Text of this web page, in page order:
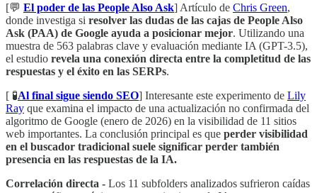
[💬 El poder de las People Also Ask] Artículo de Chris Green,
donde investiga si resolver las dudas de las cajas de People Also
Ask (PAA) de Google ayuda a posicionar mejor. Utilizando una
muestra de 563 palabras clave y evaluación mediante IA (GPT-3.5),
el estudio revela una conexión directa entre la completitud de las
respuestas y el éxito en las SERPs.
[ 🧪Al final sigue siendo SEO] Interesante este experimento de Lily
Ray que examina el impacto de una actualización no confirmada del
algoritmo de Google (enero de 2026) en la visibilidad de 11 sitios
web importantes. La conclusión principal es que perder visibilidad
en el buscador tradicional suele significar perder también
presencia en las respuestas de la IA.
Correlación directa - Los 11 subfolders analizados sufrieron caídas